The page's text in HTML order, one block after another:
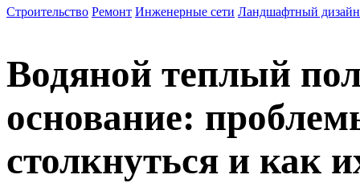
Строительство Ремонт Инженерные сети Ландшафтный дизайн
Водяной теплый
основание:
столкнуться и как